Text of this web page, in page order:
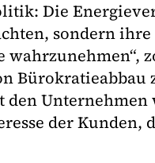
Die
sondern
Bürokratieabbau
den
der Kunden,